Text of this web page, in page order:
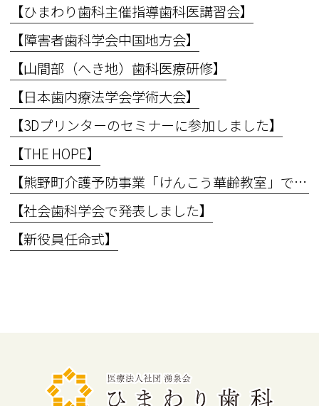
【ひまわり歯科主催指導歯科医講習会】
【障害者歯科学会中国地方会】
【山間部（へき地）歯科医療研修】
【日本歯内療法学会学術大会】
【3Dプリンターのセミナーに参加しました】
【THE HOPE】
【熊野町介護予防事業「けんこう華齢教室」で講義を行いました】
【社会歯科学会で発表しました】
【新役員任命式】